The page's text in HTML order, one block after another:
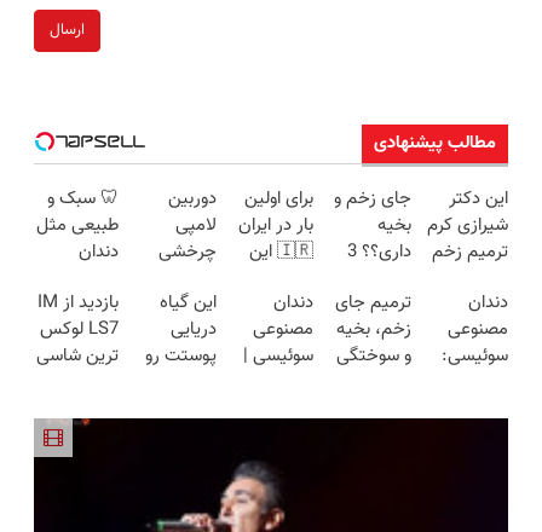
ارسال
مطالب پیشنهادی
این دکتر
شیرازی کرم
ترمیم زخم
ساخت!!!
جای زخم و
بخیه
داری؟؟ 3
محوش کن!
برای اولین
بار در ایران
🇮🇷 این
ترمیم کننده
23 روزه
ساخت!
دوربین
لامپی
چرخشی
فقط امروز
حراج شد🔥
پرداخت
🦷 سبک و
طبیعی مثل
دندان
نصب آسان
و پرداخت
اقساطی 💳
دندان
مصنوعی
سوئیسی:
ترمیم جای
زخم، بخیه
و سوختگی
دندان
مصنوعی
سوئیسی |
رایگان+پرداخت
اقساطی😍
این گیاه
دریایی
پوستت رو
خرید
بازدید از IM
LS7 لوکس
ترین شاسی